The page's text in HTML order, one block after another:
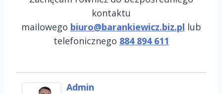
kontaktu
mailowego biuro@barankiewicz.biz.pl lub
telefonicznego 884 894 611
Admin